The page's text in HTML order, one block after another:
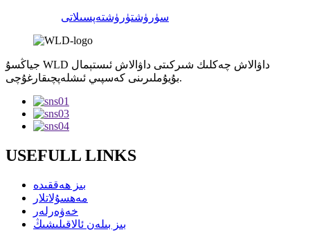
سۈرۈشتۈرۈشتەپسىلاتى
جياڭسۇ WLD داۋالاش چەكلىك شىركىتى داۋالاش ئىستېمال
بۇيۇملىرىنى كەسپىي ئىشلەپچىقارغۇچى.
USEFULL LINKS
بىز ھەققىدە
مەھسۇلاتلار
خەۋەرلەر
بىز بىلەن ئالاقىلىشىڭ